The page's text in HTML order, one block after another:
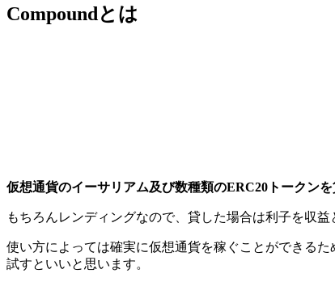
Compoundとは
仮想通貨のイーサリアム及び数種類のERC20トークン
もちろんレンディングなので、貸した場合は利子を収
使い方によっては確実に仮想通貨を稼ぐことができる
試すといいと思います。